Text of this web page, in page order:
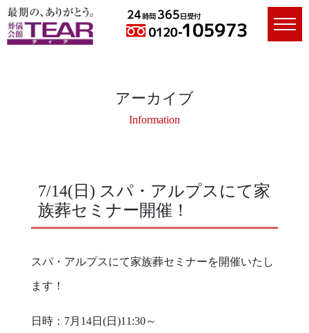
アーカイブ
Information
7/14(日) スパ・アルプスにて家
族葬セミナー開催！
スパ・アルプスにて家族葬セミナーを開催いたし
ます！
日時：7月14日(日)11:30～